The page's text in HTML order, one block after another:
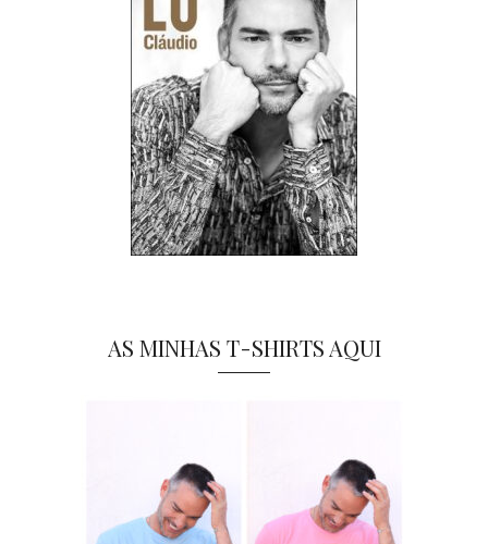
AS MINHAS T-SHIRTS AQUI